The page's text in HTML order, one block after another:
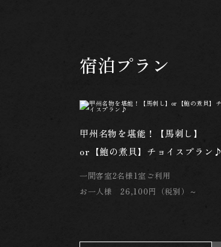
宿泊プラン
甲州名物を堪能！【馬刺し】
or【鮑の煮貝】チョイスプラン♪
一間客室2名様1室ご利用
お一人様 26,100円（税別）～